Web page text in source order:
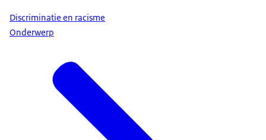
Discriminatie en racisme
Onderwerp